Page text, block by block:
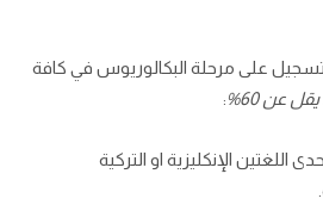
على مرحلة البكالوريوس في كافة
يقل عن 60% :
اللغتين الإنكليزية او التركية